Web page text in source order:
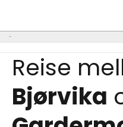
Reise
Bjørvika